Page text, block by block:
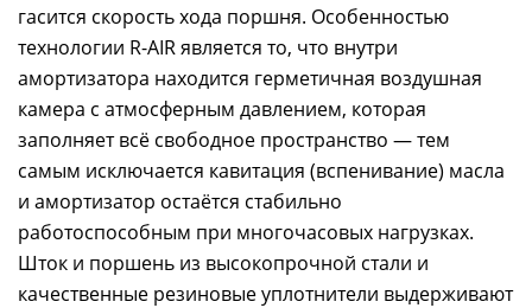
гасится скорость хода поршня. Особенностью
технологии R-AIR является то, что внутри
амортизатора находится герметичная воздушная
камера с атмосферным давлением, которая
заполняет всё свободное пространство — тем
самым исключается кавитация (вспенивание) масла
и амортизатор остаётся стабильно
работоспособным при многочасовых нагрузках.
Шток и поршень из высокопрочной стали и
качественные резиновые уплотнители выдерживают